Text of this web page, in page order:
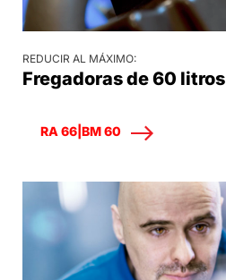
REDUCIR AL MÁXIMO:
Fregadoras de 60 litros
RA 66|BM 60